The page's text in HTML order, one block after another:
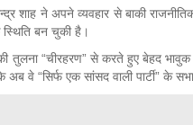
शाह ने अपने व्यवहार से बाकी
बन चुकी है।
तुलना “चीरहरण” से करते हुए बेहद
वे “सिर्फ एक सांसद वाली पार्टी” के